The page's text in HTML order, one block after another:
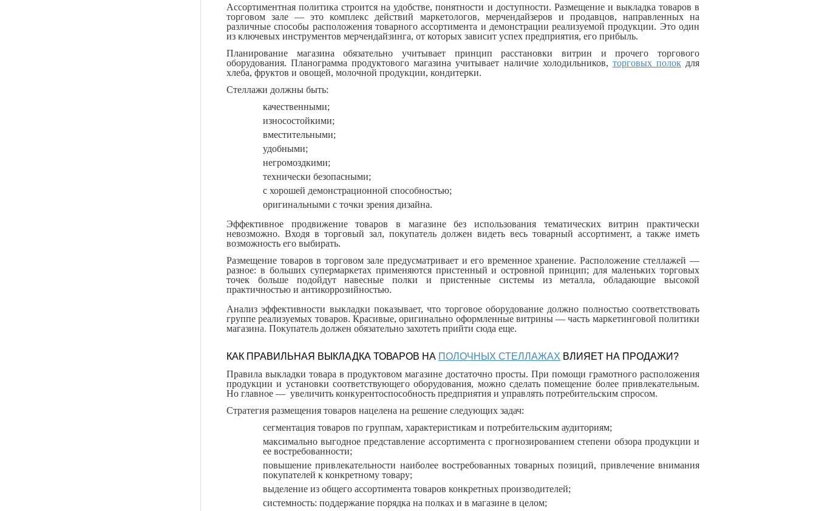
Ассортиментная политика строится на удобстве, понятности и доступности. Размещение и выкладка товаров в
торговом зале — это комплекс действий маркетологов, мерчендайзеров и продавцов, направленных на
различные способы расположения товарного ассортимента и демонстрации реализуемой продукции. Это один
из ключевых инструментов мерчендайзинга, от которых зависит успех предприятия, его прибыль.
Планирование магазина обязательно учитывает принцип расстановки витрин и прочего торгового
оборудования. Планограмма продуктового магазина учитывает наличие холодильников, торговых полокдля
хлеба, фруктов и овощей, молочной продукции, кондитерки.
Стеллажи должны быть:
качественными;
износостойкими;
вместительными;
удобными;
негромоздкими;
технически безопасными;
с хорошей демонстрационной способностью;
оригинальными с точки зрения дизайна.
Эффективное продвижение товаров в магазине без использования тематических витрин практически
невозможно. Входя в торговый зал, покупатель должен видеть весь товарный ассортимент, а также иметь
возможность его выбирать.
Размещение товаров в торговом зале предусматривает и его временное хранение. Расположение стеллажей —
разное: в больших супермаркетах применяются пристенный и островной принцип; для маленьких торговых
точек больше подойдут навесные полки и пристенные системы из металла, обладающие высокой
практичностью и антикоррозийностью.
Анализ эффективности выкладки показывает, что торговое оборудование должно полностью соответствовать
группе реализуемых товаров. Красивые, оригинально оформленные витрины — часть маркетинговой политики
магазина. Покупатель должен обязательно захотеть прийти сюда еще.
КАК ПРАВИЛЬНАЯ ВЫКЛАДКА ТОВАРОВ НА ПОЛОЧНЫХ СТЕЛЛАЖАХ ВЛИЯЕТ НА ПРОДАЖИ?
Правила выкладки товара в продуктовом магазине достаточно просты. При помощи грамотного расположения
продукции и установки соответствующего оборудования, можно сделать помещение более привлекательным.
Но главное — увеличить конкурентоспособность предприятия и управлять потребительским спросом.
Стратегия размещения товаров нацелена на решение следующих задач:
сегментация товаров по группам, характеристикам и потребительским аудиториям;
максимально выгодное представление ассортимента с прогнозированием степени обзора продукции и
ее востребованности;
повышение привлекательности наиболее востребованных товарных позиций, привлечение внимания
покупателей к конкретному товару;
выделение из общего ассортимента товаров конкретных производителей;
системность: поддержание порядка на полках и в магазине в целом;